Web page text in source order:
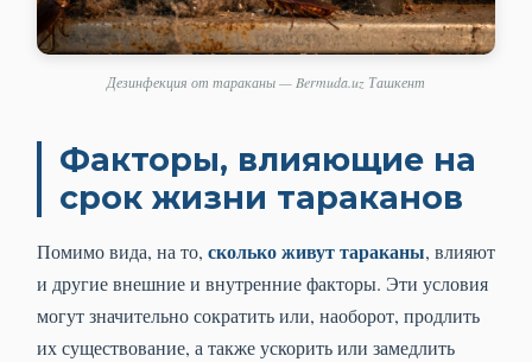
Дезинфекция от тараканы — Bermuda.uz Ташкент
Факторы, влияющие на
срок жизни тараканов
Помимо вида, на то, сколько живут тараканы, влияют
и другие внешние и внутренние факторы. Эти условия
могут значительно сократить или, наоборот, продлить
их существование, а также ускорить или замедлить